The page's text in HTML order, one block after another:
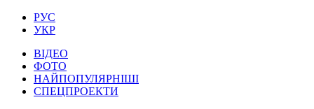
РУС
УКР
ВІДЕО
ФОТО
НАЙПОПУЛЯРНІШІ
СПЕЦПРОЕКТИ